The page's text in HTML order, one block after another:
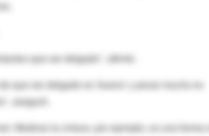
que ser delgado", afirmó.
que ser delgado es 'bueno' y pesar mucho es
aseguró.
Medirse la cintura, por ejemplo, es una forma